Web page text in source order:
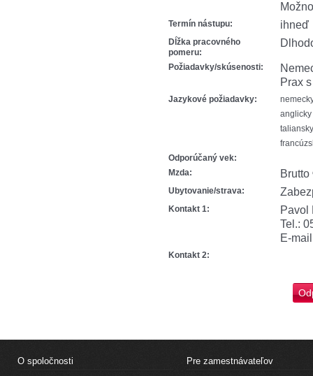
Termín nástupu: ihneď
Dĺžka pracovného
pomeru:
Požiadavky/skúsenosti:
Prax
Jazykové požiadavky:
Odporúčaný vek:
Mzda:
Brutto
Ubytovanie/strava:
Kontakt 1:
Pavol
Tel.:
E-
Kontakt 2:
O spoločnosti Pre zamestnávateľov